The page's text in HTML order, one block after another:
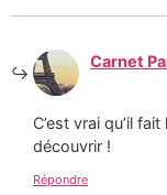
Carnet
C’est vrai qu’il
découvrir !
Répondre